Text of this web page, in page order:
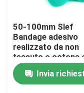
Casa.
Prodotti
50-100mm Slef
Bandage adesivo
realizzato da non
tessuto o cotone
tessuto ad alta
elasticità per la
chirurgia
Invia